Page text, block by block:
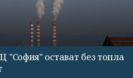
"София" остават без топла